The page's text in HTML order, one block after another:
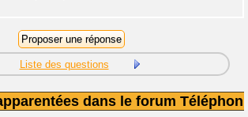
Liste des questions
dans le forum